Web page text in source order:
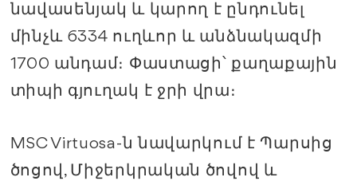
նավասենյակ և կարող է ընդունել
մինչև 6334 ուղևոր և անձնակազմի
1700 անդամ։ Փաստացի՝ քաղաքային
տիպի գյուղակ է ջրի վրա։
MSC Virtuosa-ն նավարկում է Պարսից
ծոցով, Միջերկրական ծովով և